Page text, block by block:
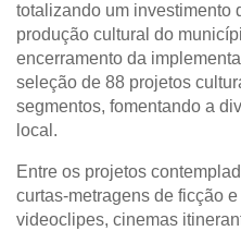
totalizando um investimento
produção cultural do
encerramento da
seleção de 88 projetos
segmentos, fomentando a
local.
Entre os projetos
curtas-metragens de ficção
videoclipes, cinemas